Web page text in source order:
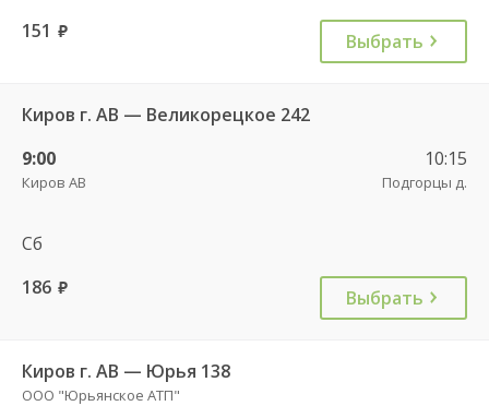
151 руб. Выбрать
Киров г. АВ — Великорецкое 242
9:00
Киров АВ
10:15
Подгорцы д.
Сб
186 руб. Выбрать
Киров г. АВ — Юрья 138
ООО "Юрьянское АТП"